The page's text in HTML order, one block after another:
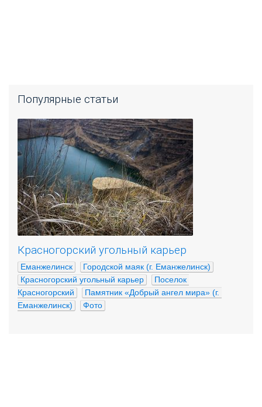
Популярные статьи
Красногорский угольный карьер
Еманжелинск
Городской маяк (г. Еманжелинск)
Красногорский угольный карьер
Поселок
Красногорский
Памятник «Добрый ангел мира» (г.
Еманжелинск)
Фото